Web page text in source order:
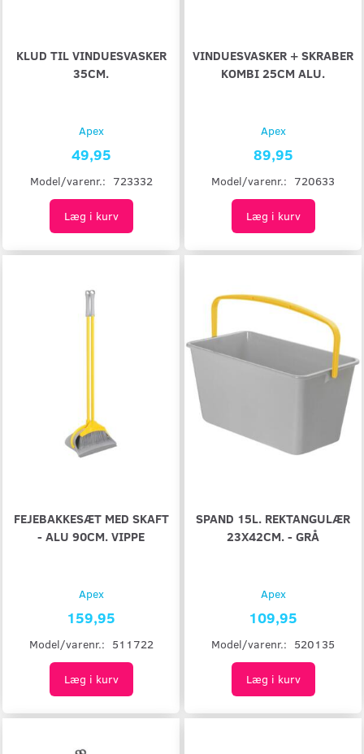
KLUD TIL VINDUESVASKER
35CM.
Apex
49,95
Model/varenr.: 723332
Læg i kurv
VINDUESVASKER + SKRABER
KOMBI 25CM ALU.
Apex
89,95
Model/varenr.: 720633
Læg i kurv
FEJEBAKKESÆT MED SKAFT
- ALU 90CM. VIPPE
Apex
159,95
Model/varenr.: 511722
Læg i kurv
SPAND 15L. REKTANGULÆR
23X42CM. - GRÅ
Apex
109,95
Model/varenr.: 520135
Læg i kurv